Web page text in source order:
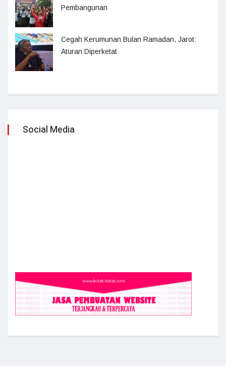
Pembangunan
Cegah Kerumunan Bulan Ramadan, Jarot:
Aturan Diperketat
Social Media